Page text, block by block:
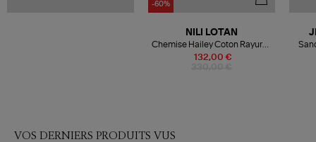
-60%
132,00 €
NILI LOTAN
Chemise Hailey Coton Rayures
Navy
VOS DERNIERS PRODUITS VUS